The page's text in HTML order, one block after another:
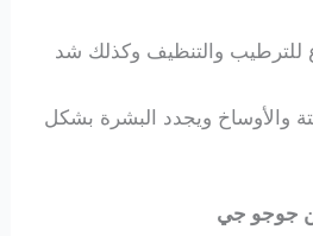
للترطيب والتنظيف وكذلك شد
والأوساخ ويجدد البشرة بشكل
جوجو جي